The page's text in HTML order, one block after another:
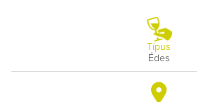
Típus
Édes